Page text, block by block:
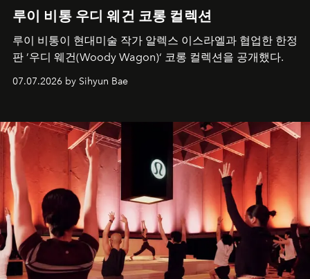
루이 비통 우디 웨건 코롱 컬렉션
루이 비통이 현대미술 작가 알렉스 이스라엘과 협업한 한정
판 ’우디 웨건(Woody Wagon)‘ 코롱 컬렉션을 공개했다.
07.07.2026 by Sihyun Bae